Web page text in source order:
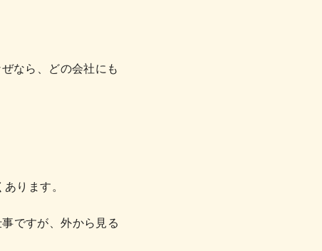
なら、どの会社にも
ります。
ですが、外から見る